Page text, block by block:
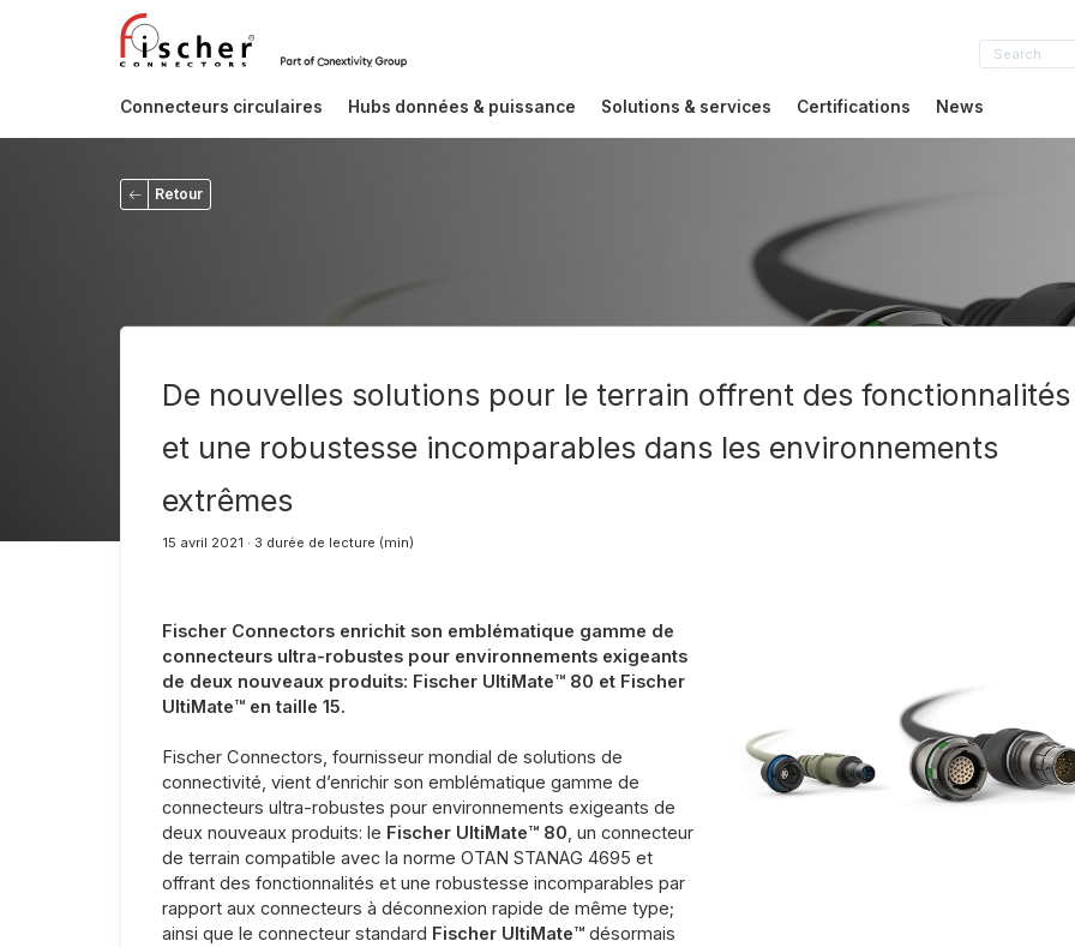
Connecteurs circulaires Hubs données & puissance Solutions & services Certifications News
Retour
De nouvelles solutions pour le terrain offrent des fonctionnalités
et une robustesse incomparables dans les environnements
extrêmes
15 avril 2021 · 3 durée de lecture (min)
Fischer Connectors enrichit son emblématique gamme de
connecteurs ultra-robustes pour environnements exigeants
de deux nouveaux produits: Fischer UltiMate™ 80 et Fischer
UltiMate™ en taille 15.
Fischer Connectors, fournisseur mondial de solutions de
connectivité, vient d’enrichir son emblématique gamme de
connecteurs ultra-robustes pour environnements exigeants de
deux nouveaux produits: le Fischer UltiMate™ 80, un connecteur
de terrain compatible avec la norme OTAN STANAG 4695 et
offrant des fonctionnalités et une robustesse incomparables par
rapport aux connecteurs à déconnexion rapide de même type;
ainsi que le connecteur standard Fischer UltiMate™ désormais